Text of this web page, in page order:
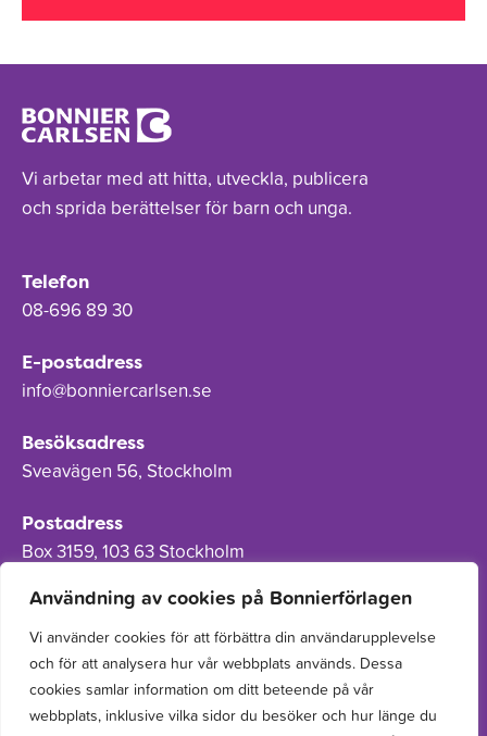
Användning av cookies på Bonnierförlagen
Vi använder cookies för att förbättra din användarupplevelse
och för att analysera hur vår webbplats används. Dessa
cookies samlar information om ditt beteende på vår
webbplats, inklusive vilka sidor du besöker och hur länge du
Vi arbetar med att hitta, utveckla, publicera
och sprida berättelser för barn och unga.
Telefon
08-696 89 30
E-postadress
info@bonniercarlsen.se
Besöksadress
Sveavägen 56, Stockholm
Postadress
Box 3159, 103 63 Stockholm
Om Bonnierförlagen
Cookies